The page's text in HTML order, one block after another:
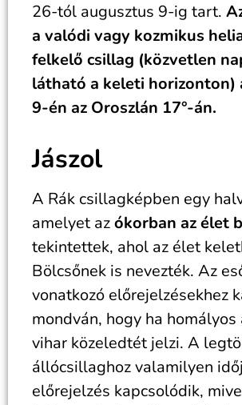
26-tól augusztus 9-ig tart.
a valódi vagy kozmikus
felkelő csillag (közvetlen
látható a keleti horizonton)
9-én az Oroszlán 17°-án.
Jászol
A Rák csillagképben egy
amelyet azókorban az élet
tekintettek, ahol az élet
Bölcsőnek is nevezték. Az
vonatkozó előrejelzésekhez
mondván, hogy ha homályos
vihar közeledtét jelzi. A
állócsillaghoz valamilyen
előrejelzés kapcsolódik,